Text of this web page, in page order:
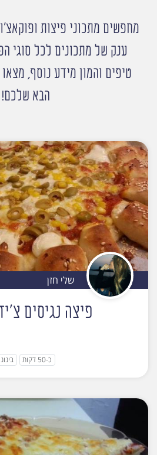
מחפשים מתכוני פיצות
ענק של מתכונים לכל סוגי
טיפים והמון מידע נוסף,
הבא שלכם!
שלי חזן
פיצה נגיסים
כ-50 דקות בינוני